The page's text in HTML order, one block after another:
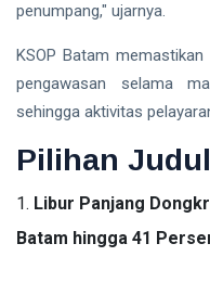
penumpang," ujarnya.
KSOP Batam
pengawasan selama
sehingga aktivitas
Pilihan
Libur Panjang
Batam hingga 41